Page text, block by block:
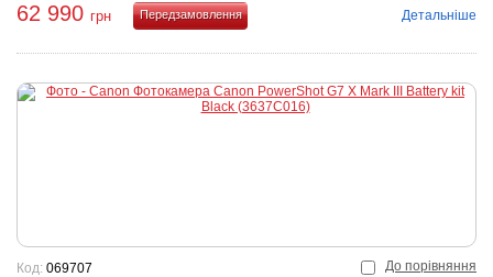
62 990 грн
Детальніше
До порівняння
Код: 069707